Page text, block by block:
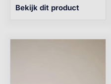
Bekijk dit product